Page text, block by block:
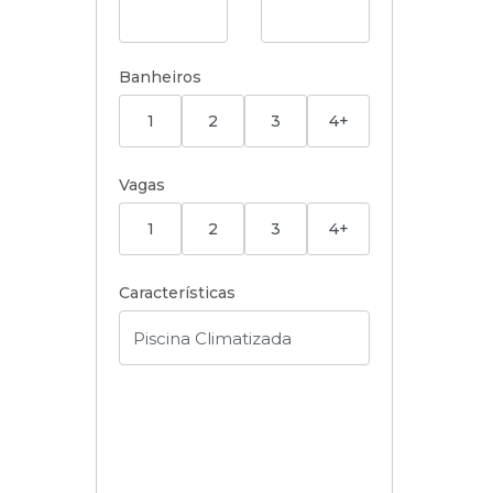
Banheiros
1 2 3 4+
Vagas
1 2 3 4+
Características